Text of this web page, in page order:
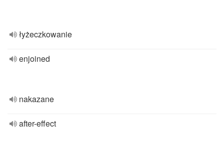
łyżeczkowanie
enjoined
nakazane
after-effect